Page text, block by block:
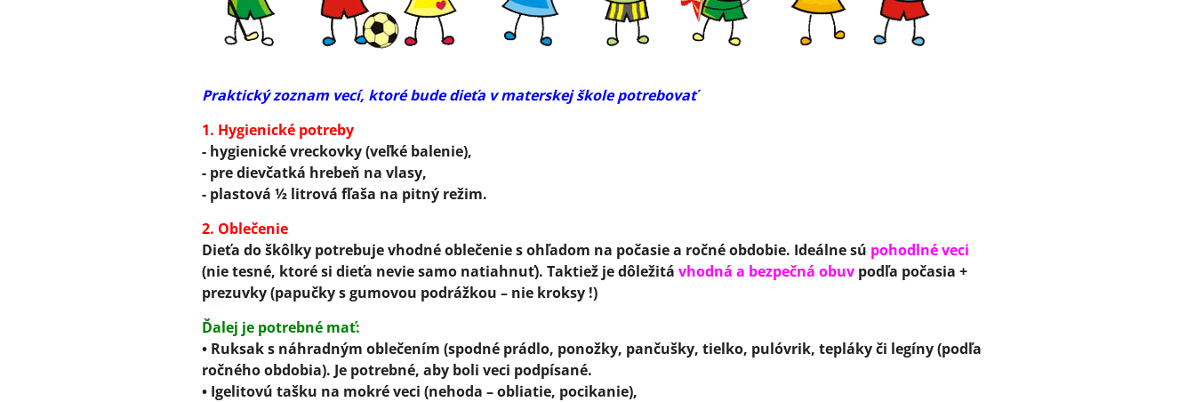
Praktický zoznam vecí, ktoré bude dieťa v materskej škole potrebovať
1. Hygienické potreby
- hygienické vreckovky (veľké balenie),
- pre dievčatká hrebeň na vlasy,
- plastová ½ litrová fľaša na pitný režim.
2. Oblečenie
Dieťa do škôlky potrebuje vhodné oblečenie s ohľadom na počasie a ročné obdobie. Ideálne sú pohodlné veci
(nie tesné, ktoré si dieťa nevie samo natiahnuť). Taktiež je dôležitá vhodná a bezpečná obuvpodľa počasia +
prezuvky (papučky s gumovou podrážkou – nie kroksy !)
Ďalej je potrebné mať:
• Ruksak s náhradným oblečením (spodné prádlo, ponožky, pančušky, tielko, pulóvrik, tepláky či legíny (podľa
ročného obdobia). Je potrebné, aby boli veci podpísané.
• Igelitovú tašku na mokré veci (nehoda – obliatie, pocikanie),